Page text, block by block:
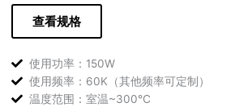
查看规格
使用功率：150W
使用频率：60K（其他频率可定制）
温度范围：室温~300℃